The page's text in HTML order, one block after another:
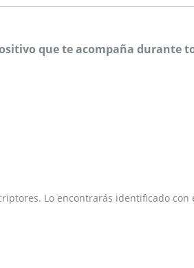
que te acompaña durante
Lo encontrarás identificado